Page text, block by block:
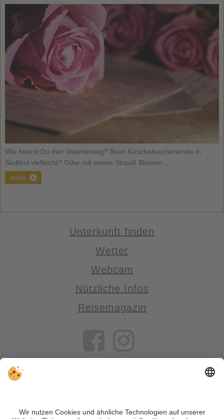
Wie feierst Du den Valentinstag? Beim Kuschelwochenende in
Südtirol vielleicht? Oder mit einem Strauß Blumen ...
mehr
Unterkunft finden
Wetter
Webcam
Nützliche Infos
Reisemagazin
VIVOSüdtirol ist das Reiseportal für alle, die Südtirol nicht nur